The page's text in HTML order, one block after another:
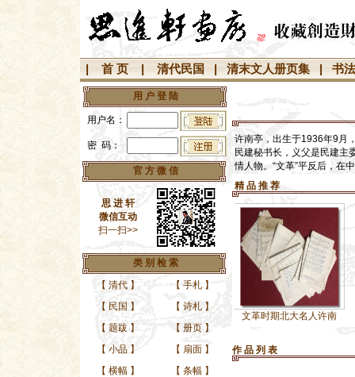
首 页 清代民国 清末文人册页集 书
用 户 登 陆
用户名：
密 码：
官 方 微 信
思 进 轩
微信互动
扫一扫>>
类 别 检 索
【 清代 】 【 手札 】
【 民国 】 【 诗札 】
【 题跋 】 【 册页 】
【 小品 】 【 扇面 】
【 横幅 】 【 条幅 】
许南亭，出生于1936年9月
民建秘书长，义父是民建主
情人物。“文革”平反后，在
精 品 推 荐
文革时期北大名人许南
作 品 列 表